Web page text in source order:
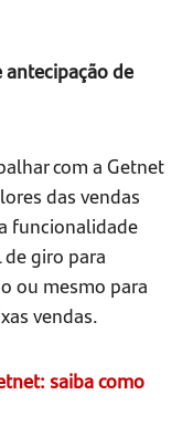
antecipação de
com a Getnet
das vendas
funcionalidade
giro para
ou mesmo para
vendas.
saiba como